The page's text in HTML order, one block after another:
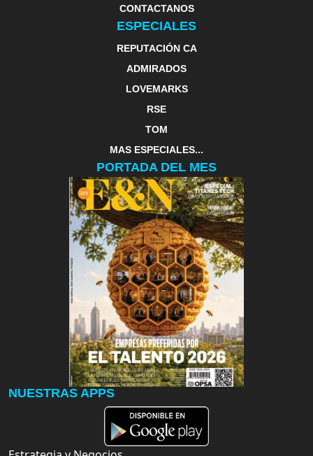
CONTACTANOS
ESPECIALES
REPUTACIÓN CA
ADMIRADOS
LOVEMARKS
RSE
TOM
MAS ESPECIALES...
PORTADA DEL MES
NUESTRAS APPS